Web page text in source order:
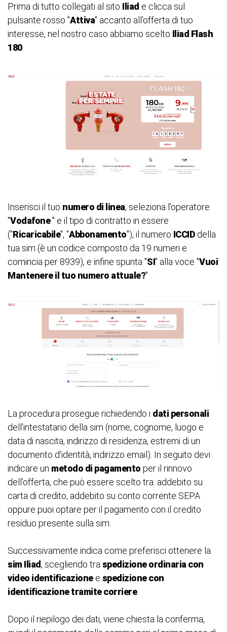
Prima di tutto collegati al sito Iliad e clicca sul
pulsante rosso "Attiva" accanto all'offerta di tuo
interesse, nel nostro caso abbiamo scelto Iliad Flash
180.
Inserisci il tuo numero di linea, seleziona l'operatore
"Vodafone" e il tipo di contratto in essere
("Ricaricabile", "Abbonamento"), il numero ICCID della
tua sim (è un codice composto da 19 numeri e
comincia per 8939), e infine spunta "SI" alla voce "Vuoi
Mantenere il tuo numero attuale?"
La procedura prosegue richiedendo i dati personali
dell’intestatario della sim (nome, cognome, luogo e
data di nascita, indirizzo di residenza, estremi di un
documento d'identità, indirizzo email). In seguito devi
indicare un metodo di pagamento per il rinnovo
dell’offerta, che può essere scelto tra: addebito su
carta di credito, addebito su conto corrente SEPA
oppure puoi optare per il pagamento con il credito
residuo presente sulla sim.
Successivamente indica come preferisci ottenere la
sim Iliad, scegliendo traspedizione ordinaria con
video identificazionee spedizione con
identificazione tramite corriere.
Dopo il riepilogo dei dati, viene chiesta la conferma,